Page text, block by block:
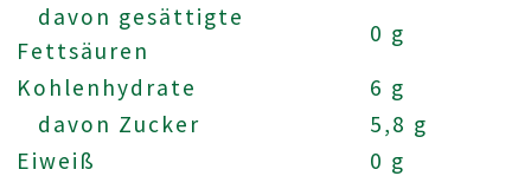
davon gesättigte
Fettsäuren
0 g
Kohlenhydrate
6 g
davon Zucker
5,8 g
Eiweiß
0 g